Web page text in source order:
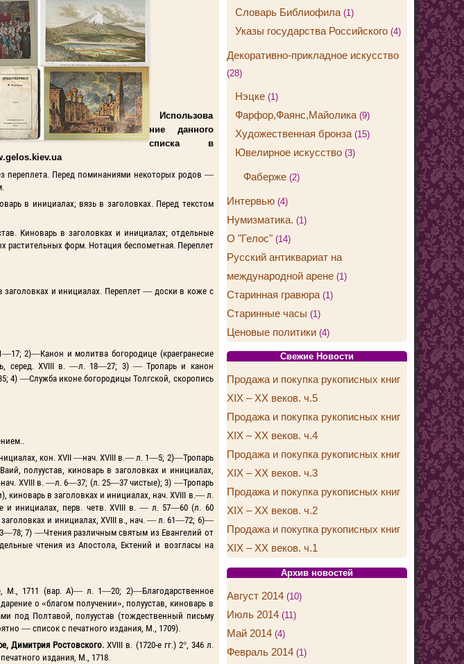
Использова
ние данного
списка в
переплета. Перед поминаниями некоторых родов —
в инициалах; вязь в заголовках. Перед текстом
Киноварь в заголовках и инициалах; отдельные
форм. Нотация беспометная. Переплет
заголовках и инициалах. Переплет — доски в коже с
2)—Канон и молитва богородице (краегранесие
серед. XVIII в. —л. 18—27; 3) — Тропарь и канон
4) —Служба иконе богородицы Толгской, скоропись
кон. XVII —нач. XVIII в.— л. 1—5; 2)—Тропарь
полуустав, киноварь в заголовках и инициалах,
XVIII в. —л. 6—37; (л. 25—37 чистые); 3) —Тропарь
киноварь в заголовках и инициалах, нач. XVIII в.— л.
и инициалах, перв. четв. XVIII в. — л. 57—60 (л. 60
и инициалах, XVIII в., нач. — л. 61—72; 6)—
7) —Чтения различным святым из Евангелий от
чтения из Апостола, Ектений и возгласы на
М., 1711 (вар. А)— л. 1—20; 2)—Благодарственное
о «благом получении», полуустав, киноварь в
под Полтавой, полуустав (тождественный письму
— список с печатного издания, М., 1709).
Димитрия Ростовского.XVIII в. (1720-е гг.) 2°, 346 л.
издания, М., 1718.
Словарь Библиофила (1)
Указы государства Российского (4)
Декоративно-прикладное искусство
(28)
Нэцке (1)
Фарфор,Фаянс,Майолика (9)
Художественная бронза (15)
Ювелирное искусство (3)
Фаберже (2)
Интервью (4)
Нумизматика. (1)
О "Гелос" (14)
Русский антиквариат на
международной арене (1)
Старинная гравюра (1)
Старинные часы (1)
Ценовые политики (4)
Свежие Новости
Продажа и покупка рукописных книг
XIX – XX веков. ч.5
Продажа и покупка рукописных книг
XIX – XX веков. ч.4
Продажа и покупка рукописных книг
XIX – XX веков. ч.3
Продажа и покупка рукописных книг
XIX – XX веков. ч.2
Продажа и покупка рукописных книг
XIX – XX веков. ч.1
Архив новостей
Август 2014 (10)
Июль 2014 (11)
Май 2014 (4)
Февраль 2014 (1)